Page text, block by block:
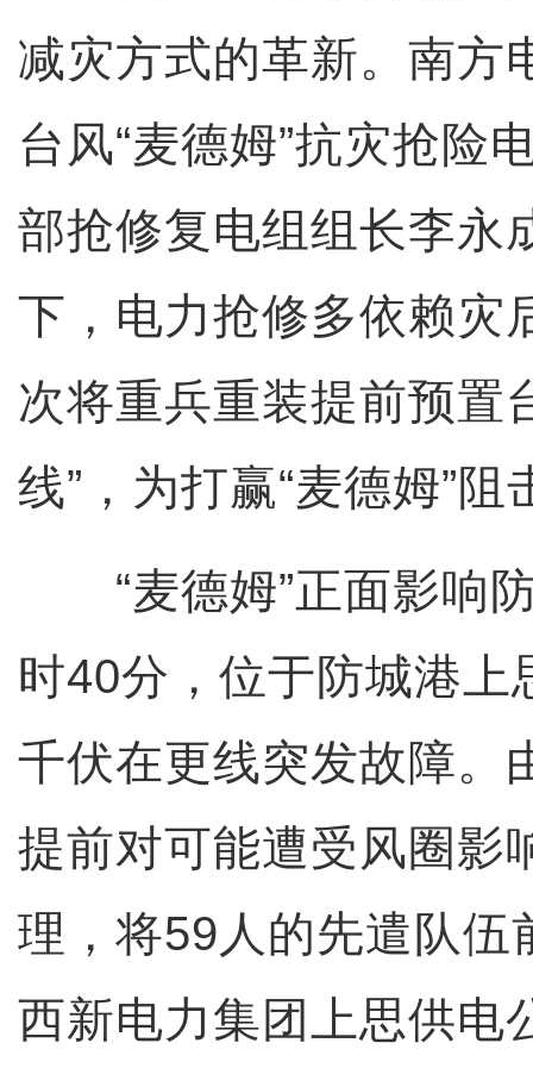
减灾方式的革新。南方
台风“麦德姆”抗灾抢险
部抢修复电组组长李永
下，电力抢修多依赖灾
次将重兵重装提前预置
线”，为打赢“麦德姆”
“麦德姆”正面影响
时40分，位于防城港上
千伏在更线突发故障。
提前对可能遭受风圈影
理，将59人的先遣队伍
西新电力集团上思供电